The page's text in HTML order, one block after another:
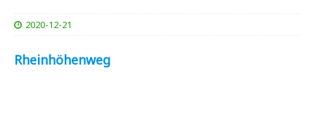
2020-12-21
Rheinhöhenweg